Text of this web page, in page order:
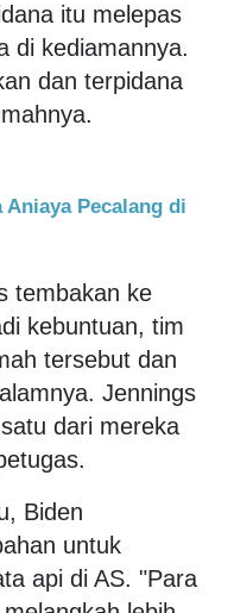
itu melepas
di kediamannya.
dan terpidana
Aniaya Pecalang di
tembakan ke
kebuntuan, tim
tersebut dan
Jennings
dari mereka
Biden
untuk
api di AS. "Para